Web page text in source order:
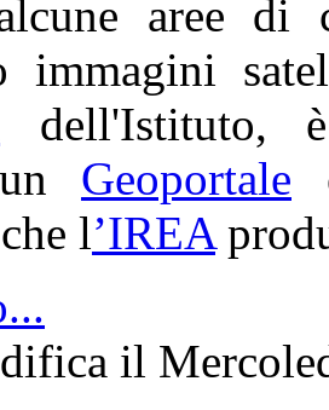
aree di
immagini
dell'Istituto,
Geoportale
l’IREA
il